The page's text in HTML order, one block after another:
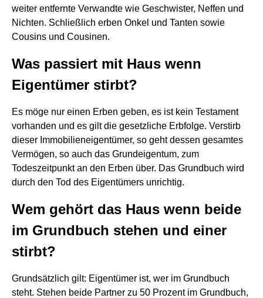
weiter entfernte Verwandte wie Geschwister, Neffen und
Nichten. Schließlich erben Onkel und Tanten sowie
Cousins und Cousinen.
Was passiert mit Haus wenn
Eigentümer stirbt?
Es möge nur einen Erben geben, es ist kein Testament
vorhanden und es gilt die gesetzliche Erbfolge. Verstirb
dieser Immobilieneigentümer, so geht dessen gesamtes
Vermögen, so auch das Grundeigentum, zum
Todeszeitpunkt an den Erben über. Das Grundbuch wird
durch den Tod des Eigentümers unrichtig.
Wem gehört das Haus wenn beide
im Grundbuch stehen und einer
stirbt?
Grundsätzlich gilt: Eigentümer ist, wer im Grundbuch
steht. Stehen beide Partner zu 50 Prozent im Grundbuch,